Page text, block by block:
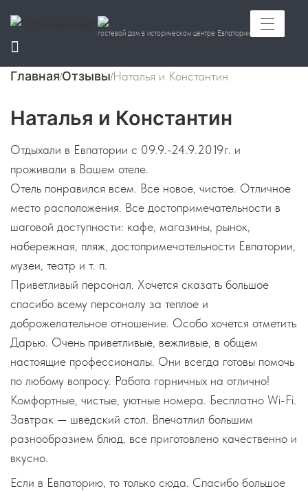
гостевой дом в историческом центре Евпатории
Главная/Отзывы/Наталья и Константин
Наталья и Константин
Отдыхали в Евпатории с 09.9.-24.9.2019г. и
проживали в Вашем отеле.
Отель понравился всем. Все новое, чистое. Отличное
место расположения. Все достопримечательности в
шаговой доступности: кафе, магазины, рынок,
набережная, пляж, достопримечательности Евпатории,
музеи, театр и т. п.
Приветливый персонал. Хочется сказать большое
спасибо всему персоналу за теплое и
доброжелательное отношение. Особо хочется отметить
Дарью. Очень приветливые, вежливые, в общем
настоящие профессионалы. Они всегда готовы помочь
по любому вопросу. Работа горничных на отлично!
Комфортные, чистые, уютные номера. Бесплатно Wi-Fi.
Завтрак — шведский стол. Впечатлил большим
разнообразием блюд, все приготовлено качественно и
вкусно.
Если в Евпаторию, то только​ сюда. Спасибо большое